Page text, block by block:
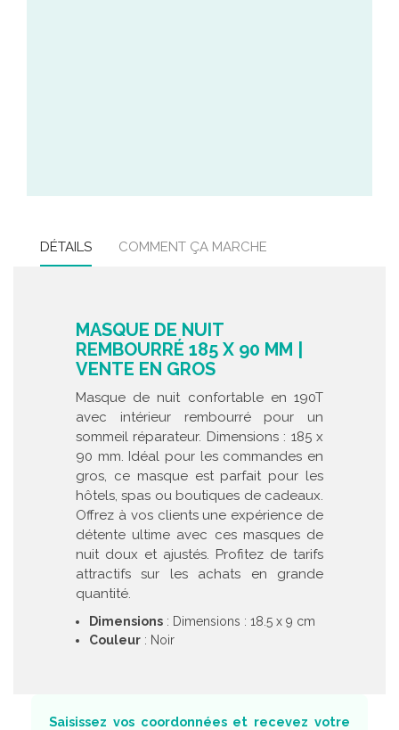
DÉTAILS COMMENT ÇA MARCHE
MASQUE DE NUIT
REMBOURRÉ 185 X 90 MM |
VENTE EN GROS
Masque de nuit confortable en 190T
avec intérieur rembourré pour un
sommeil réparateur. Dimensions : 185 x
90 mm. Idéal pour les commandes en
gros, ce masque est parfait pour les
hôtels, spas ou boutiques de cadeaux.
Offrez à vos clients une expérience de
détente ultime avec ces masques de
nuit doux et ajustés. Profitez de tarifs
attractifs sur les achats en grande
quantité.
Dimensions : Dimensions : 18.5 x 9 cm
Couleur : Noir
Saisissez vos coordonnées et recevez votre